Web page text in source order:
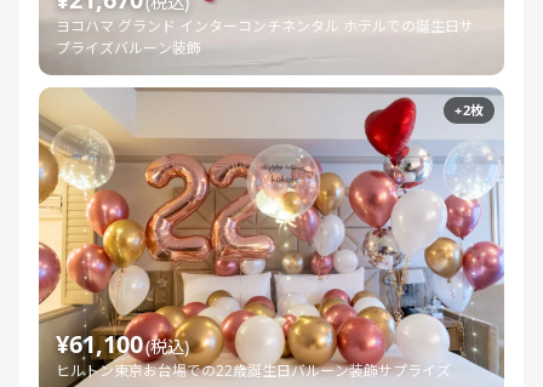
ヨコハマ グランド インターコンチネンタル ホテルでの誕生日サ
プライズバルーン装飾
+2枚
¥61,100(税込)
ヒルトン東京お台場での22歳誕生日バルーン装飾サプライズ